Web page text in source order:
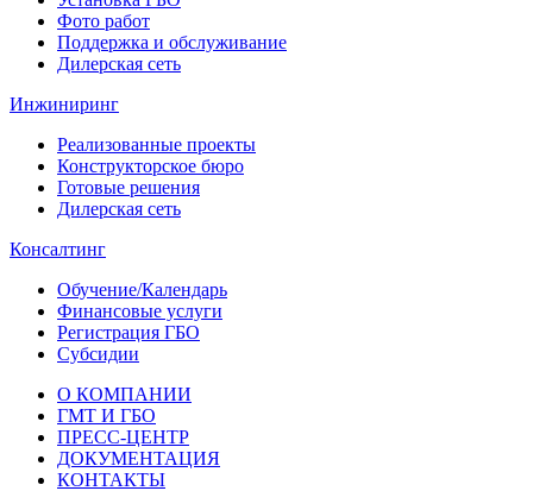
Фото работ
Поддержка и обслуживание
Дилерская сеть
Инжиниринг
Реализованные проекты
Конструкторское бюро
Готовые решения
Дилерская сеть
Консалтинг
Обучение/Календарь
Финансовые услуги
Регистрация ГБО
Субсидии
О КОМПАНИИ
ГМТ И ГБО
ПРЕСС-ЦЕНТР
ДОКУМЕНТАЦИЯ
КОНТАКТЫ